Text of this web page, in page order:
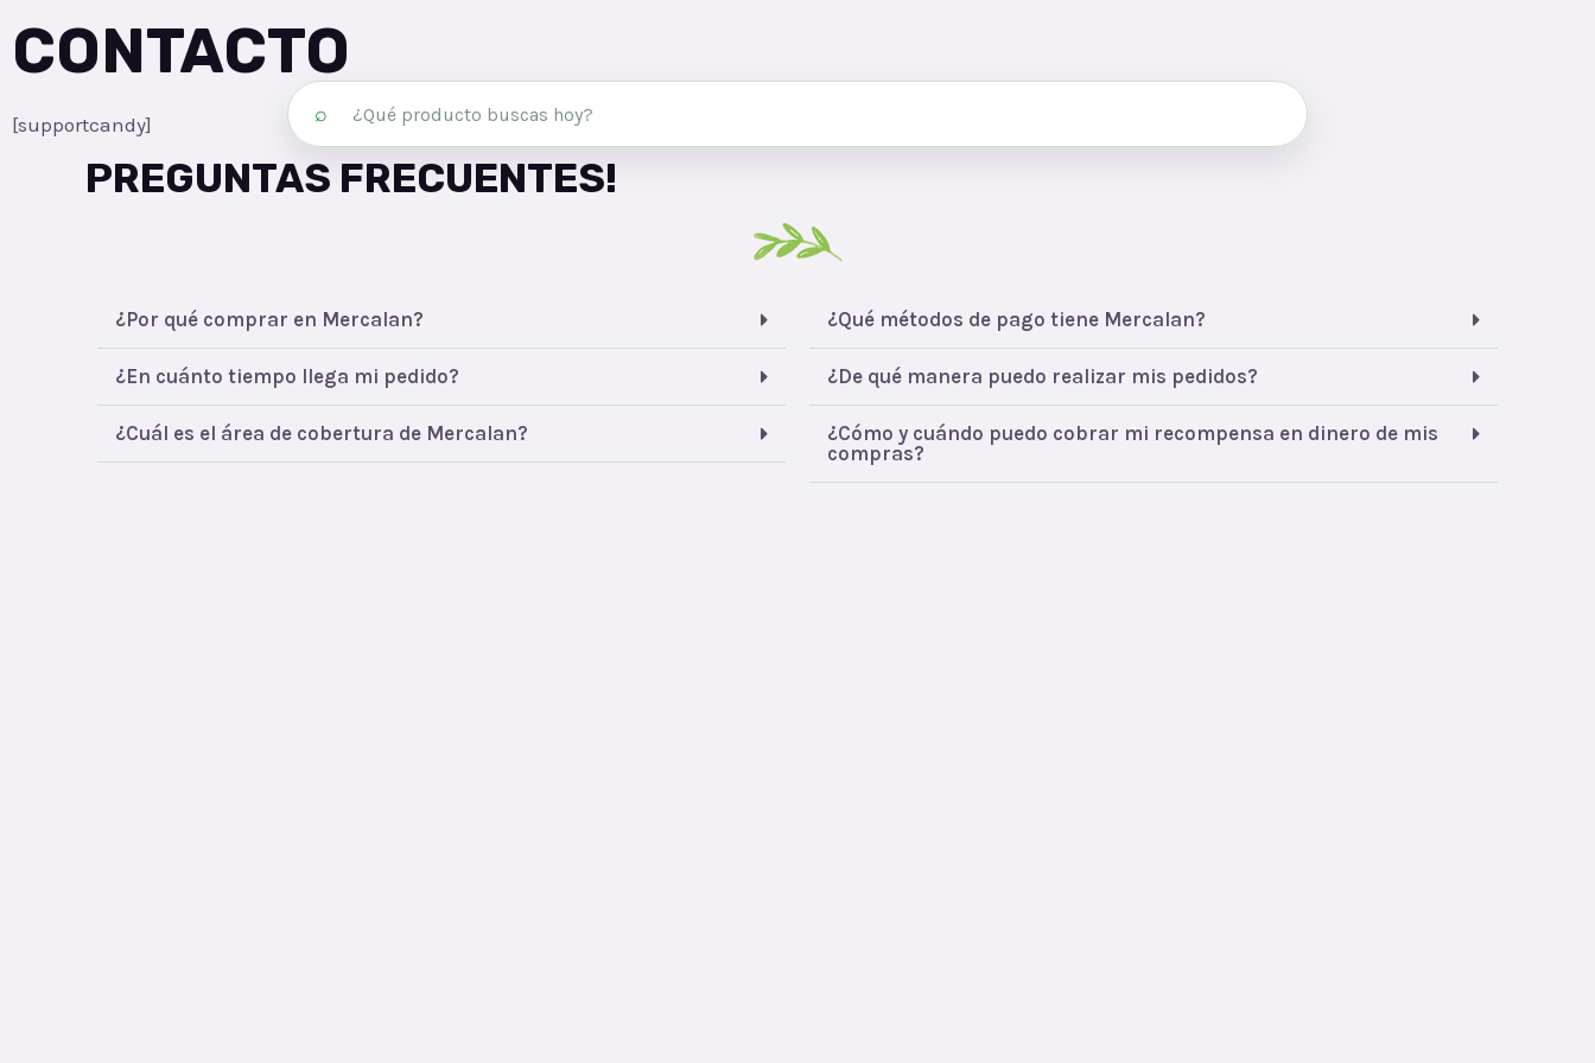
CONTACTO
[supportcandy]
PREGUNTAS FRECUENTES!
¿Por qué comprar en Mercalan?
¿En cuánto tiempo llega mi pedido?
¿Cuál es el área de cobertura de Mercalan?
¿Qué métodos de pago tiene Mercalan?
¿De qué manera puedo realizar mis pedidos?
¿Cómo y cuándo puedo cobrar mi recompensa en dinero de mis
compras?
⌕